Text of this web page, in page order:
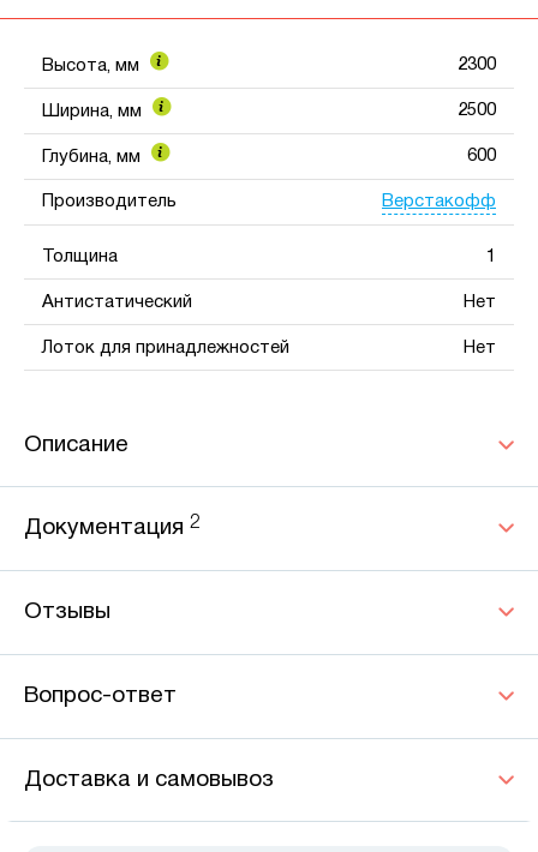
Высота, мм 2300
Ширина, мм 2500
Глубина, мм 600
Производитель Верстакофф
Толщина 1
Антистатический Нет
Лоток для принадлежностей Нет
Описание
Документация 2
Отзывы
Вопрос-ответ
Доставка и самовывоз